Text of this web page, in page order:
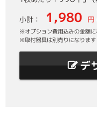
小計： 1,980 円
※オプション費用込みの金額
※取付器具は別売りになります
デ